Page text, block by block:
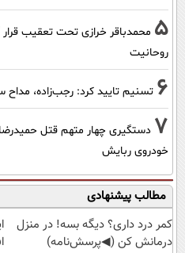
5 محمدباقر خرازی تحت تعقیب قرار
روحانیت
6 تسنیم تایید کرد: رجب‌زاده،
7 دستگیری چهار متهم قتل
خودروی ربایش
مطالب پیشنهادی
کمر درد داری؟ دیگه بسه! در منزل
درمانش کن (◀پرسش‌نامه)